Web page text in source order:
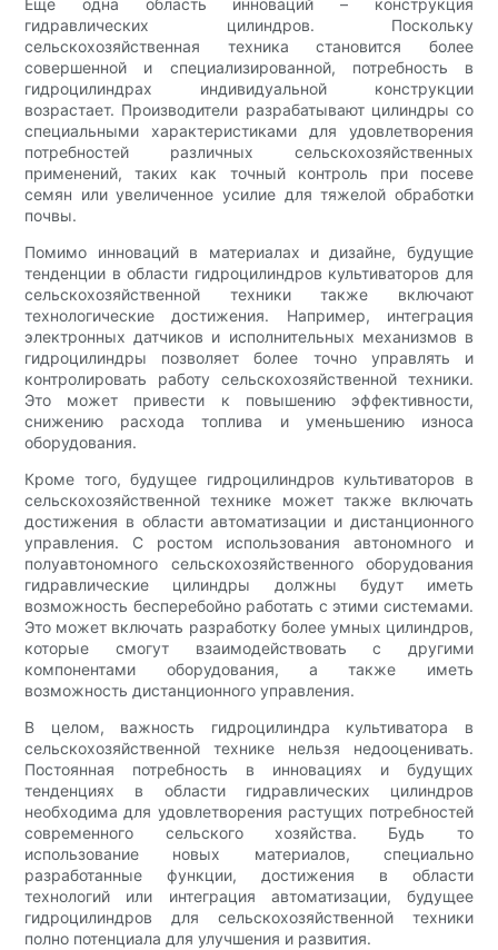
Еще одна область инноваций – конструкция
гидравлических цилиндров. Поскольку
сельскохозяйственная техника становится более
совершенной и специализированной, потребность в
гидроцилиндрах индивидуальной конструкции
возрастает. Производители разрабатывают цилиндры со
специальными характеристиками для удовлетворения
потребностей различных сельскохозяйственных
применений, таких как точный контроль при посеве
семян или увеличенное усилие для тяжелой обработки
почвы.
Помимо инноваций в материалах и дизайне, будущие
тенденции в области гидроцилиндров культиваторов для
сельскохозяйственной техники также включают
технологические достижения. Например, интеграция
электронных датчиков и исполнительных механизмов в
гидроцилиндры позволяет более точно управлять и
контролировать работу сельскохозяйственной техники.
Это может привести к повышению эффективности,
снижению расхода топлива и уменьшению износа
оборудования.
Кроме того, будущее гидроцилиндров культиваторов в
сельскохозяйственной технике может также включать
достижения в области автоматизации и дистанционного
управления. С ростом использования автономного и
полуавтономного сельскохозяйственного оборудования
гидравлические цилиндры должны будут иметь
возможность бесперебойно работать с этими системами.
Это может включать разработку более умных цилиндров,
которые смогут взаимодействовать с другими
компонентами оборудования, а также иметь
возможность дистанционного управления.
В целом, важность гидроцилиндра культиватора в
сельскохозяйственной технике нельзя недооценивать.
Постоянная потребность в инновациях и будущих
тенденциях в области гидравлических цилиндров
необходима для удовлетворения растущих потребностей
современного сельского хозяйства. Будь то
использование новых материалов, специально
разработанные функции, достижения в области
технологий или интеграция автоматизации, будущее
гидроцилиндров для сельскохозяйственной техники
полно потенциала для улучшения и развития.